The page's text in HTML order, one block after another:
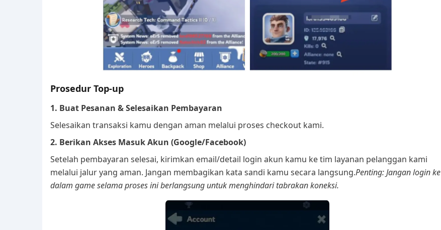
Prosedur Top-up
1. Buat Pesanan & Selesaikan Pembayaran
Selesaikan transaksi kamu dengan aman melalui proses checkout kami.
2. Berikan Akses Masuk Akun (Google/Facebook)
Setelah pembayaran selesai, kirimkan email/detail login akun kamu ke tim layanan pelanggan kami
melalui jalur yang aman. Jangan membagikan kata sandi kamu secara langsung.Penting: Jangan login ke
dalam game selama proses ini berlangsung untuk menghindari tabrakan koneksi.